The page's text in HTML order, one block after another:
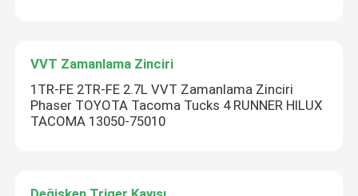
VVT Zamanlama Zinciri
1TR-FE 2TR-FE 2.7L VVT Zamanlama Zinciri
Phaser TOYOTA Tacoma Tucks 4 RUNNER HILUX
TACOMA 13050-75010